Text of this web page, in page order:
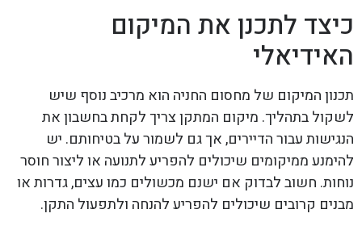
כיצד לתכנן את המיקום
האידיאלי
תכנון המיקום של מחסום החניה הוא מרכיב נוסף שיש
לשקול בתהליך. מיקום המתקן צריך לקחת בחשבון את
הנגישות עבור הדיירים, אך גם לשמור על בטיחותם. יש
להימנע ממיקומים שיכולים להפריע לתנועה או ליצור חוסר
נוחות. חשוב לבדוק אם ישנם מכשולים כמו עצים, גדרות או
מבנים קרובים שיכולים להפריע להנחה ולתפעול התקן.